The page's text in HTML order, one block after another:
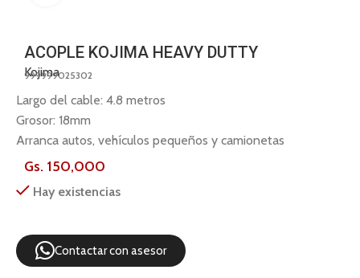
ACOPLE KOJIMA HEAVY DUTTY
Kojima
999999025302
Largo del cable: 4.8 metros
Grosor: 18mm
Arranca autos, vehículos pequeños y camionetas
Gs. 150,000
Hay existencias
Contactar con asesor